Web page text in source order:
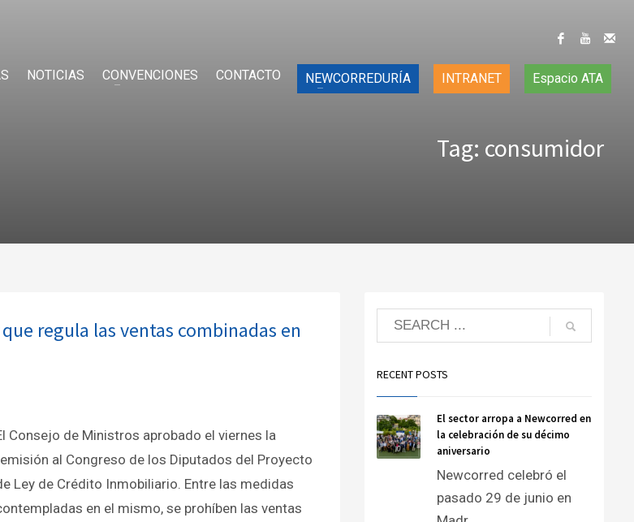
NOTICIAS CONVENCIONES CONTACTO NEWCORREDURÍA INTRANET Espacio ATA
Tag: consumidor
regula las ventas combinadas en
Consejo de Ministros aprobado el viernes la
al Congreso de los Diputados del Proyecto
Ley de Crédito Inmobiliario. Entre las medidas
en el mismo, se prohíben las ventas
RECENT POSTS
El sector arropa a Newcorred en
la celebración de su décimo
aniversario
Newcorred celebró el
pasado 29 de junio en